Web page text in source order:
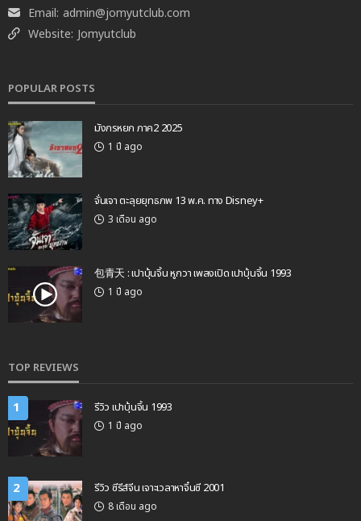
Email: admin@jomyutclub.com
Website: Jomyutclub
POPULAR POSTS
มังกรหยก ภาค2 2025
1 ปี ago
จั่นเจา ตะลุยยุทธภพ 13 พ.ค. ทาง Disney+
3 เดือน ago
包青天 : เปาบุ้นจิ้น หูกวา เพลงเปิด เปาบุ้นจิ้น 1993
1 ปี ago
TOP REVIEWS
1 รีวิว เปาบุ้นจิ้น 1993
1 ปี ago
2 รีวิว ซีรีส์จีน เจาะเวลาหาจิ๋นซี 2001
8 เดือน ago